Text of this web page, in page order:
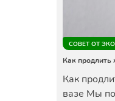
СОВЕТ ОТ
Как продлить
Как
вазе Мы